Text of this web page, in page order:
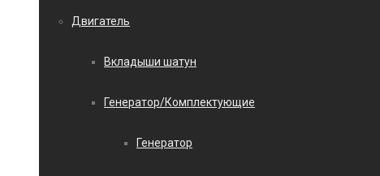
Двигатель
Вкладыши шатун
Генератор/Комплектующие
Генератор